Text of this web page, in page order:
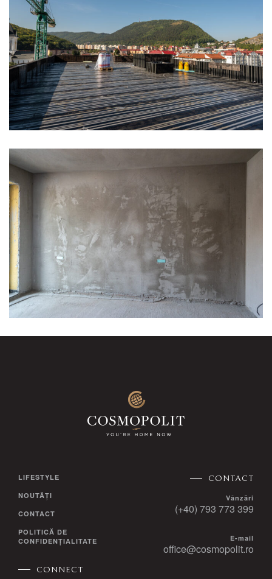
LIFESTYLE
NOUTĂȚI
CONTACT
POLITICĂ DE
CONFIDENȚIALITATE
CONNECT
CONTACT
Vânzări
(+40) 793 773 399
E-mail
office@cosmopolit.ro